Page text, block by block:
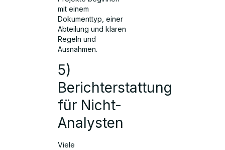
mit einem
Dokumenttyp, einer
Abteilung und klaren
Regeln und
Ausnahmen.
5)
Berichterstattung
für Nicht-
Analysten
Viele